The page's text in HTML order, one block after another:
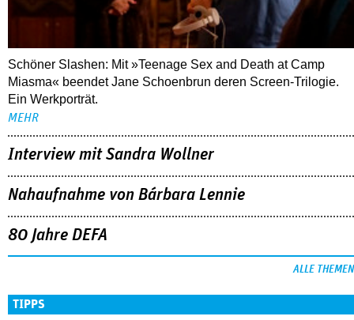
Schöner Slashen: Mit »Teenage Sex and Death at Camp
Miasma« beendet Jane Schoenbrun deren Screen-Trilogie.
Ein Werkporträt.
MEHR
Interview mit Sandra Wollner
Nahaufnahme von Bárbara Lennie
80 Jahre DEFA
ALLE THEMEN
TIPPS